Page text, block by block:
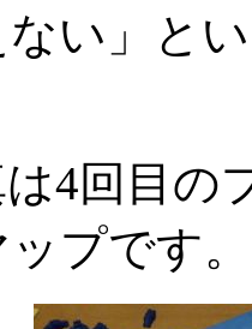
い」と
4回目の
プです。